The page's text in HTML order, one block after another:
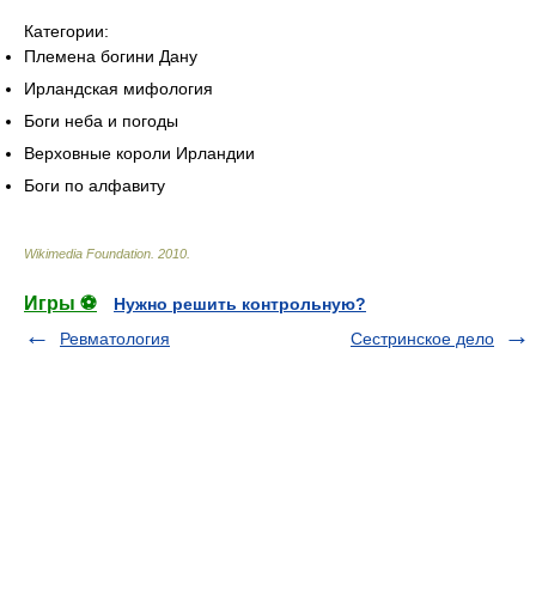
Категории:
Племена богини Дану
Ирландская мифология
Боги неба и погоды
Верховные короли Ирландии
Боги по алфавиту
Wikimedia Foundation 2010
Игры ⚽
Нужно решить контрольную?
Ревматология
Сестринское дело